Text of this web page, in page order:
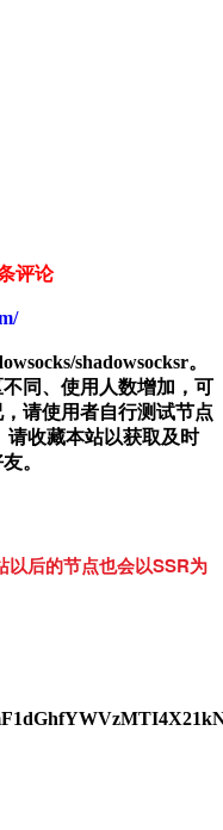
评论
shadowsocksr。
同、使用人数增加，可
请使用者自行测试节点
请收藏本站以获取及时
。
以后的节点也会以SSR为